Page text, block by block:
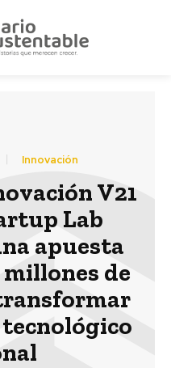
Innovación
V21
Lab
apuesta
millones de